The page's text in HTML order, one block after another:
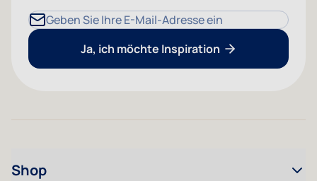
E-Mailadresse
Ja, ich möchte Inspiration
Shop